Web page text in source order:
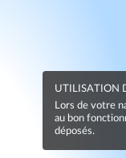
UTILISATION
Lors de votre
au bon
déposés.